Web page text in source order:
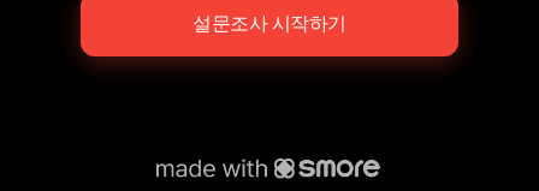
설문조사 시작하기